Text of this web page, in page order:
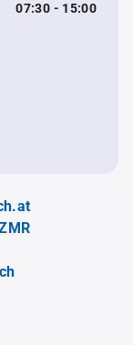
07:30 - 15:00